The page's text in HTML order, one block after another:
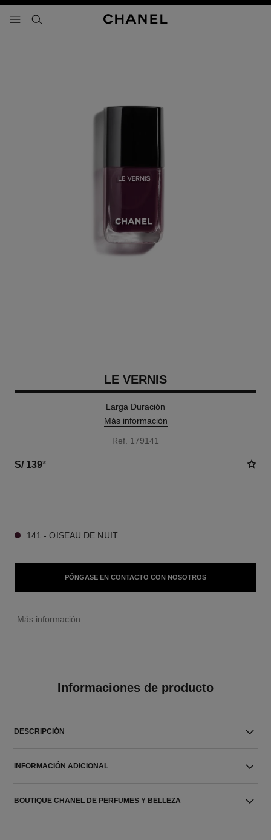
- navegación principal
buscar
LE VERNIS
Larga Duración
Más información
Ref. 179141
S/ 139*
141 - OISEAU DE NUIT
PÓNGASE EN CONTACTO CON NOSOTROS
↩
Más información
Informaciones de producto
DESCRIPCIÓN
INFORMACIÓN ADICIONAL
BOUTIQUE CHANEL DE PERFUMES Y BELLEZA